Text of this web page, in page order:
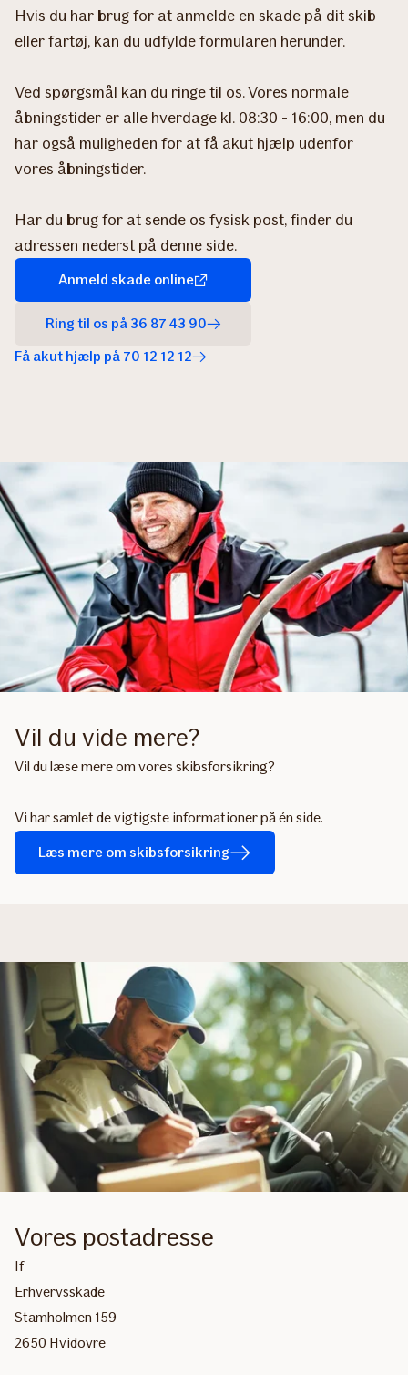
Hvis du har brug for at anmelde en skade på dit skib
eller fartøj, kan du udfylde formularen herunder.
Ved spørgsmål kan du ringe til os. Vores normale
åbningstider er alle hverdage kl. 08:30 - 16:00, men du
har også muligheden for at få akut hjælp udenfor
vores åbningstider.
Har du brug for at sende os fysisk post, finder du
adressen nederst på denne side.
Anmeld skade online
Ring til os på 36 87 43 90
Få akut hjælp på 70 12 12 12
Vil du vide mere?
Vil du læse mere om vores skibsforsikring?
Vi har samlet de vigtigste informationer på én side.
Læs mere om skibsforsikring
Vores postadresse
If
Erhvervsskade
Stamholmen 159
2650 Hvidovre​​